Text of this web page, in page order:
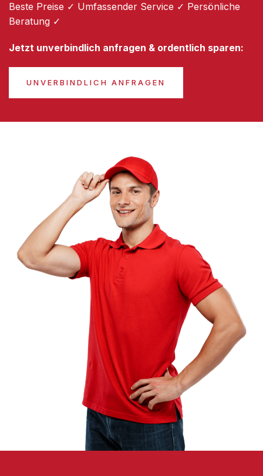
Beste Preise ✓ Umfassender Service ✓ Persönliche
Beratung ✓
Jetzt unverbindlich anfragen & ordentlich sparen:
UNVERBINDLICH ANFRAGEN